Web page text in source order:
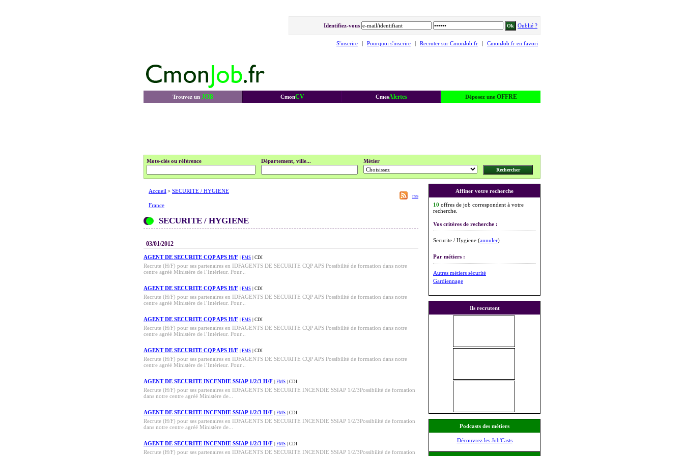
Identifiez-vous Oublié ?
S'inscrire | Pourquoi s'inscrire | Recruter sur CmonJob.fr | CmonJob.fr en favori
Trouvez un JOB CmonCV CmesAlertes Déposez une OFFRE
Mots-clés ou référence Département, ville... Métier
rss
Accueil > SECURITE / HYGIENE
France
SECURITE / HYGIENE
03/01/2012
AGENT DE SECURITE CQP APS H/F FMS | CDI
Recrute (H/F) pour ses partenaires en IDFAGENTS DE SECURITE CQP APS Possibilité de formation dans notre
centre agréé Ministère de l’Intérieur. Pour...
AGENT DE SECURITE CQP APS H/F FMS | CDI
Recrute (H/F) pour ses partenaires en IDFAGENTS DE SECURITE CQP APS Possibilité de formation dans notre
centre agréé Ministère de l’Intérieur. Pour...
AGENT DE SECURITE CQP APS H/F FMS | CDI
Recrute (H/F) pour ses partenaires en IDFAGENTS DE SECURITE CQP APS Possibilité de formation dans notre
centre agréé Ministère de l’Intérieur. Pour...
AGENT DE SECURITE CQP APS H/F FMS | CDI
Recrute (H/F) pour ses partenaires en IDFAGENTS DE SECURITE CQP APS Possibilité de formation dans notre
centre agréé Ministère de l’Intérieur. Pour...
AGENT DE SECURITE INCENDIE SSIAP 1/2/3 H/F FMS | CDI
Recrute (H/F) pour ses partenaires en IDFAGENTS DE SECURITE INCENDIE SSIAP 1/2/3Possibilité de formation
dans notre centre agréé Ministère de...
AGENT DE SECURITE INCENDIE SSIAP 1/2/3 H/F FMS | CDI
Recrute (H/F) pour ses partenaires en IDFAGENTS DE SECURITE INCENDIE SSIAP 1/2/3Possibilité de formation
dans notre centre agréé Ministère de...
AGENT DE SECURITE INCENDIE SSIAP 1/2/3 H/F FMS | CDI
Recrute (H/F) pour ses partenaires en IDFAGENTS DE SECURITE INCENDIE SSIAP 1/2/3Possibilité de formation
Affiner votre recherche
10 offres de job correspondent à votre
recherche.
Vos critères de recherche :
Securite / Hygiene (annuler)
Par métiers :
Autres métiers sécurité
Gardiennage
Ils recrutent
Podcasts des métiers
Découvrez les Job'Casts